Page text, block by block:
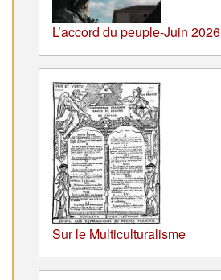
L’accord du peuple-Juin 2026
Sur le Multiculturalisme